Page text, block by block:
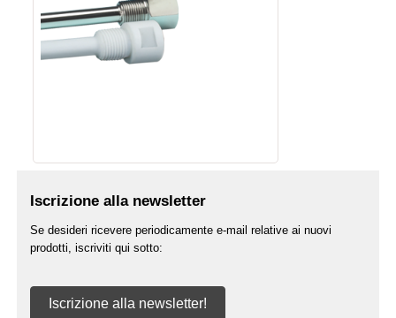
Iscrizione alla newsletter
Se desideri ricevere periodicamente e-mail relative ai nuovi
prodotti, iscriviti qui sotto:
Iscrizione alla newsletter!